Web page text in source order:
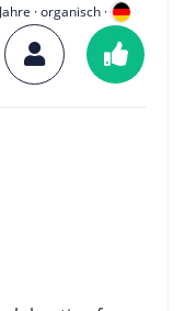
· organisch ·